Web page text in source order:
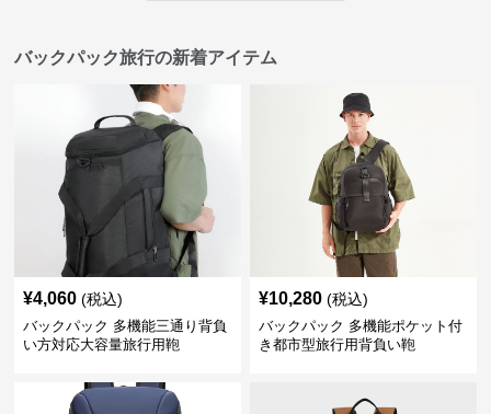
バックパック旅行の新着アイテム
¥4,060 (税込)
バックパック 多機能三通り背負
い方対応大容量旅行用鞄
¥10,280 (税込)
バックパック 多機能ポケット付
き都市型旅行用背負い鞄